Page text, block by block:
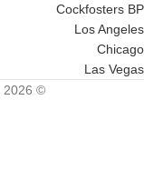
Cockfosters BP
Los Angeles
Chicago
Las Vegas
© 2026